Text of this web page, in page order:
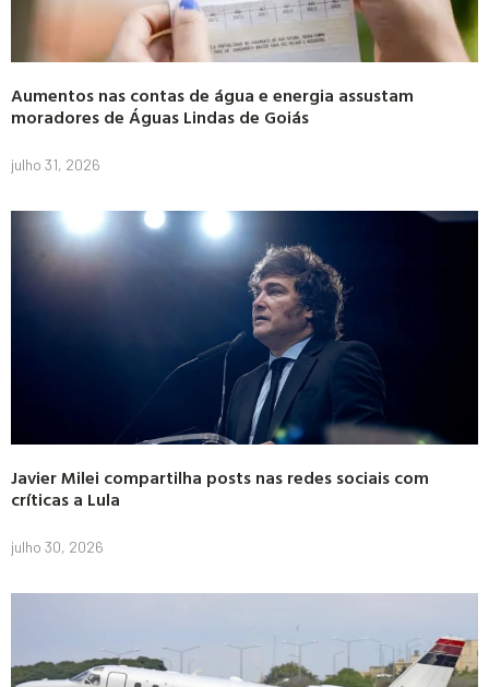
Aumentos nas contas de água e energia assustam
moradores de Águas Lindas de Goiás
julho 31, 2026
Javier Milei compartilha posts nas redes sociais com
críticas a Lula
julho 30, 2026